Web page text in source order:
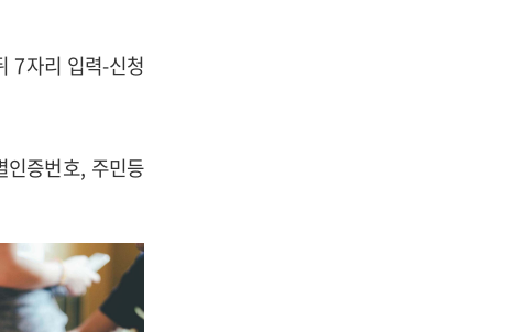
7자리 입력-신청
인증번호, 주민등